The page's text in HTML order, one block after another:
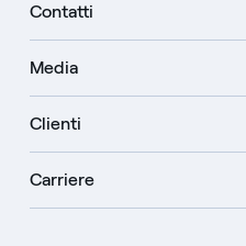
Contatti
Media
Clienti
Carriere